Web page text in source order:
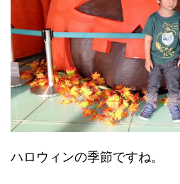
ハロウィンの季節ですね。